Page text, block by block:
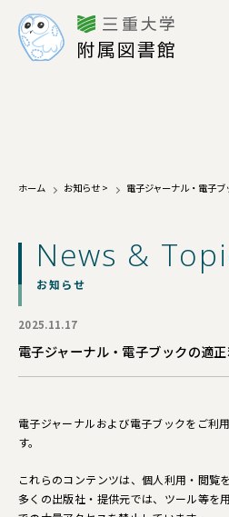
附属図書館
ホーム お知らせ > 電子ジャーナル・電子
News &
お知らせ
2025.11.17
電子ジャーナル・電子ブックの適
電子ジャーナルおよび電子ブックをご利
す。
これらのコンテンツは、個人利用・閲覧
多くの出版社・提供元では、ツール等を